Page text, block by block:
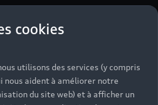
:plusvous permet d’acquérir un
contrôle spécifiques à chaque
cookies
utilisons des services (y compris
nous aident à améliorer notre
du site web) et à afficher un